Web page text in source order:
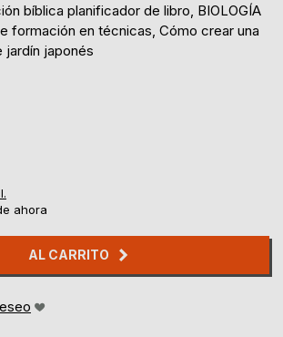
bíblica planificador de libro, BIOLOGÍA
formación en técnicas, Cómo crear una
jardín japonés
ahora
AL CARRITO